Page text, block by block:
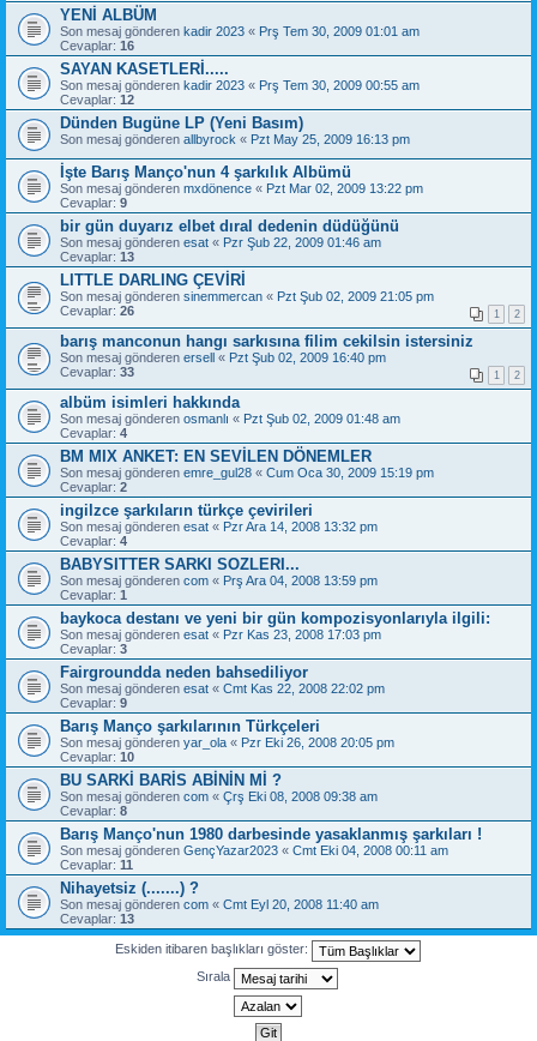
YENİ ALBÜM
Son mesaj gönderen kadir 2023 « Prş Tem 30, 2009 01:01 am
Cevaplar: 16
SAYAN KASETLERİ.....
Son mesaj gönderen kadir 2023 « Prş Tem 30, 2009 00:55 am
Cevaplar: 12
Dünden Bugüne LP (Yeni Basım)
Son mesaj gönderen allbyrock « Pzt May 25, 2009 16:13 pm
İşte Barış Manço'nun 4 şarkılık Albümü
Son mesaj gönderen mxdönence « Pzt Mar 02, 2009 13:22 pm
Cevaplar: 9
bir gün duyarız elbet dıral dedenin düdüğünü
Son mesaj gönderen esat « Pzr Şub 22, 2009 01:46 am
Cevaplar: 13
LITTLE DARLING ÇEVİRİ
Son mesaj gönderen sinemmercan « Pzt Şub 02, 2009 21:05 pm
Cevaplar: 26 1 2
barış manconun hangı sarkısına filim cekilsin istersiniz
Son mesaj gönderen ersell « Pzt Şub 02, 2009 16:40 pm
Cevaplar: 33 1 2
albüm isimleri hakkında
Son mesaj gönderen osmanlı « Pzt Şub 02, 2009 01:48 am
Cevaplar: 4
BM MIX ANKET: EN SEVİLEN DÖNEMLER
Son mesaj gönderen emre_gul28 « Cum Oca 30, 2009 15:19 pm
Cevaplar: 2
ingilzce şarkıların türkçe çevirileri
Son mesaj gönderen esat « Pzr Ara 14, 2008 13:32 pm
Cevaplar: 4
BABYSITTER SARKI SOZLERI...
Son mesaj gönderen com « Prş Ara 04, 2008 13:59 pm
Cevaplar: 1
baykoca destanı ve yeni bir gün kompozisyonlarıyla ilgili:
Son mesaj gönderen esat « Pzr Kas 23, 2008 17:03 pm
Cevaplar: 3
Fairgroundda neden bahsediliyor
Son mesaj gönderen esat « Cmt Kas 22, 2008 22:02 pm
Cevaplar: 9
Barış Manço şarkılarının Türkçeleri
Son mesaj gönderen yar_ola « Pzr Eki 26, 2008 20:05 pm
Cevaplar: 10
BU SARKİ BARİS ABİNİN Mİ ?
Son mesaj gönderen com « Çrş Eki 08, 2008 09:38 am
Cevaplar: 8
Barış Manço'nun 1980 darbesinde yasaklanmış şarkıları !
Son mesaj gönderen GençYazar2023 « Cmt Eki 04, 2008 00:11 am
Cevaplar: 11
Nihayetsiz (.......) ?
Son mesaj gönderen com « Cmt Eyl 20, 2008 11:40 am
Cevaplar: 13
Eskiden itibaren başlıkları göster:
Sırala